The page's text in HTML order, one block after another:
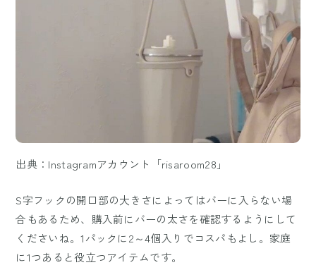
出典：Instagramアカウント「risaroom28」
S字フックの開口部の大きさによってはバーに入らない場
合もあるため、購入前にバーの太さを確認するようにして
くださいね。1パックに2～4個入りでコスパもよし。家庭
に1つあると役立つアイテムです。